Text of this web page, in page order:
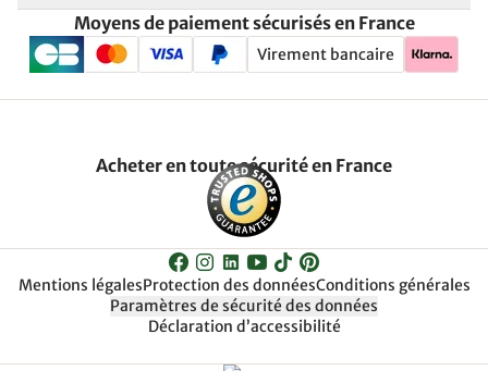
Moyens de paiement sécurisés en France
Virement bancaire
Acheter en toute sécurité en France
Mentions légalesProtection des donnéesConditions générales
Paramètres de sécurité des données
Déclaration d’accessibilité